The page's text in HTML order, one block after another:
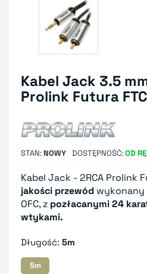
Kabel Jack 3.5
Prolink Futura
STAN NOWY DOSTĘPNOŚĆ OD
Kabel Jack - 2RCA Prolink
jakości przewód wykonany
OFC, z pozłacanymi 24
wtykami.
Długość: 5m
5m